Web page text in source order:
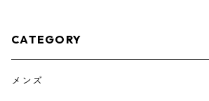
CATEGORY
メンズ